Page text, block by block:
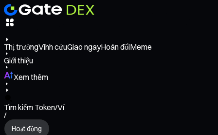
Thị trườngVĩnh cửuGiao ngayHoán đổiMeme
Giới thiệu
Xem thêm
Tìm kiếm Token/Ví
/
Hoạt động